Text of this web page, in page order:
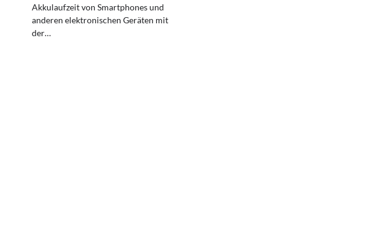
Akkulaufzeit von Smartphones und
anderen elektronischen Geräten mit
der…